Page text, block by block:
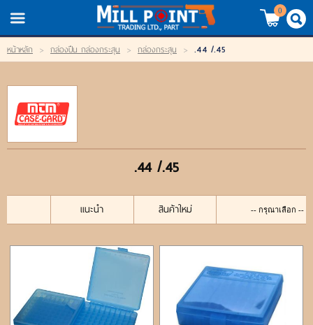
TH/EN
LOGIN REGISTER
สินค้าลดราคา
ขั้นตอนการสั่งซื้อ
0
หน้าหลัก > กล่องปืน กล่องกระสุน > กล่องกระสุน > .44 /.45
.44 /.45
แนะนำ สินค้าใหม่